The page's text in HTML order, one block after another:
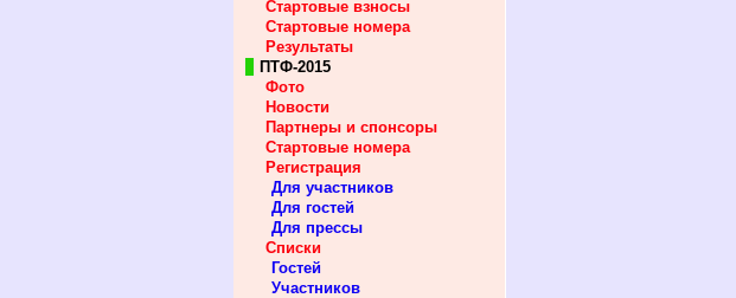
Стартовые взносы
Стартовые номера
Результаты
ПТФ-2015
Фото
Новости
Партнеры и спонсоры
Стартовые номера
Регистрация
Для участников
Для гостей
Для прессы
Списки
Гостей
Участников